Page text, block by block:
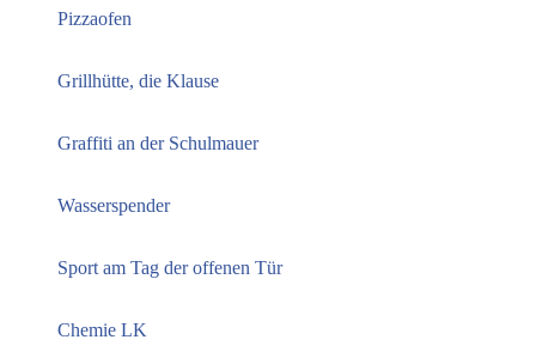
Pizzaofen
Grillhütte, die Klause
Graffiti an der Schulmauer
Wasserspender
Sport am Tag der offenen Tür
Chemie LK